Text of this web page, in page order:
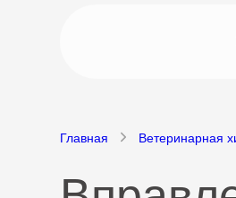
Главная Ветеринарная